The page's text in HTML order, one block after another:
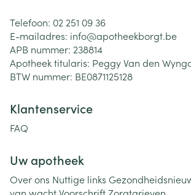
Telefoon: 02 251 09 36
E-mailadres: info@apotheekborgt.be
APB nummer: 238814
Apotheek titularis: Peggy Van den
BTW nummer: BE0871125128
Klantenservice
FAQ
Uw apotheek
Over ons Nuttige links